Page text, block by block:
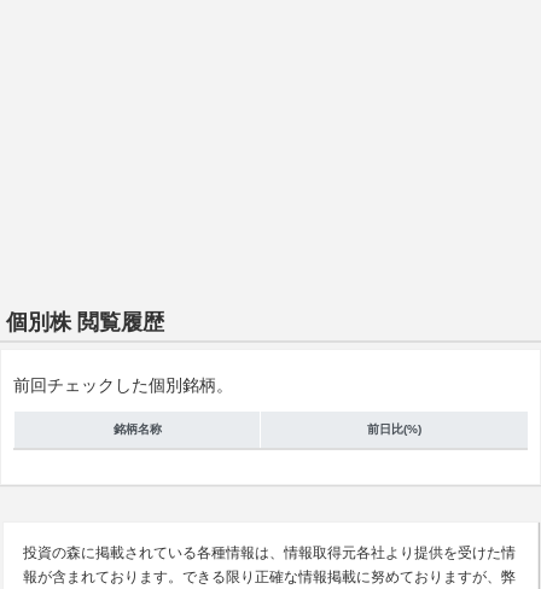
個別株 閲覧履歴
前回チェックした個別銘柄。
銘柄名称 前日比(%)
投資の森に掲載されている各種情報は、情報取得元各社より提供を受けた情
報が含まれております。できる限り正確な情報掲載に努めておりますが、弊